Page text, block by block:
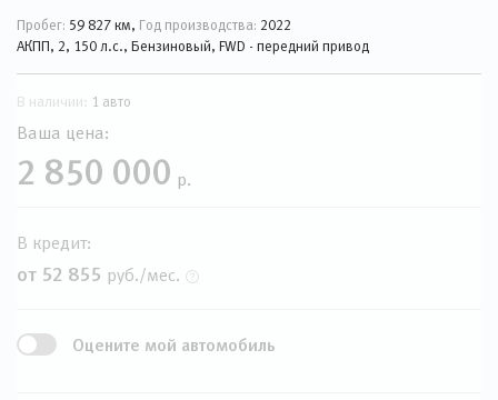
Пробег: 59 827 км, Год производства: 2022
АКПП, 2, 150 л.с., Бензиновый, FWD - передний привод
В наличии: 1 авто
Ваша цена:
2 850 000 р.
В кредит:
от 52 855 руб./мес.
Оцените мой автомобиль